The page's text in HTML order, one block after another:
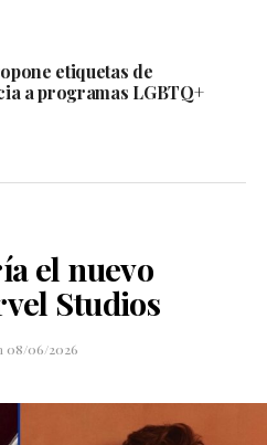
etiquetas de
a programas LGBTQ+
el nuevo
Studios
08/06/2026